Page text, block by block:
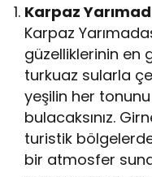
Karpaz
Karpaz
güzelliklerinin en
turkuaz sularla
yeşilin her
bulacaksınız.
turistik
bir atmosfer